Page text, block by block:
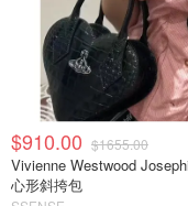
$910.00 $1655.00
Vivienne Westwood Josephine 黑色
心形斜挎包